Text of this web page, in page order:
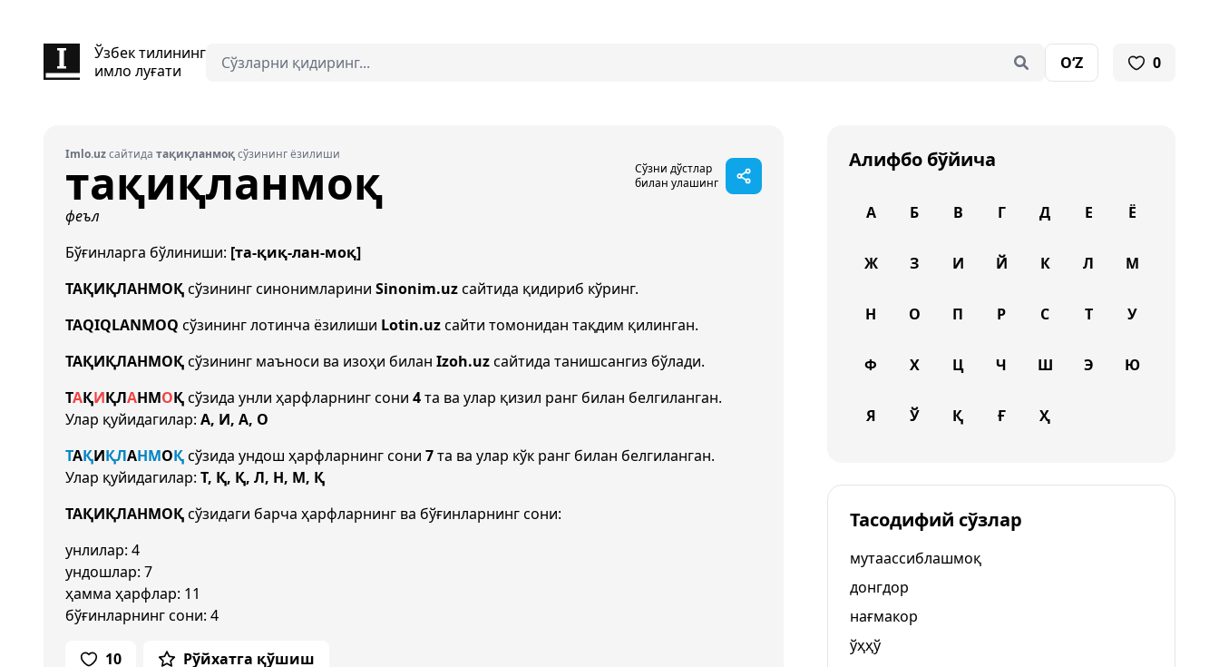
Ўзбек тилининг
имло луғати
O‘Z 0
Imlo.uzсайтида тақиқланмоқсўзининг ёзилиши
тақиқланмоқ
Сўзни дўстлар
билан улашинг
феъл
Бўғинларга бўлиниши: [та-қиқ-лан-моқ]
ТАҚИҚЛАНМОҚсўзининг синонимларини Sinonim.uzсайтида қидириб кўринг.
TAQIQLANMOQ сўзининг лотинча ёзилиши Lotin.uzсайти томонидан тақдим қилинган.
ТАҚИҚЛАНМОҚсўзининг маъноси ва изоҳи билан Izoh.uzсайтида танишсангиз бўлади.
ТАҚИҚЛАНМОҚсўзида унли ҳарфларнинг сони 4та ва улар қизил ранг билан белгиланган.
Улар қуйидагилар: А, И, А, О
ТАҚИҚЛАНМОҚсўзида ундош ҳарфларнинг сони 7та ва улар кўк ранг билан белгиланган.
Улар қуйидагилар: Т, Қ, Қ, Л, Н, М, Қ
ТАҚИҚЛАНМОҚсўзидаги барча ҳарфларнинг ва бўғинларнинг сони:
унлилар: 4
ундошлар: 7
ҳамма ҳарфлар: 11
бўғинларнинг сони: 4
10 Рўйхатга қўшиш
Алифбо бўйича
А Б В Г Д Е Ё
Ж З И Й К Л М
Н О П Р С Т У
Ф Х Ц Ч Ш Э Ю
Я Ў Қ Ғ Ҳ
Тасодифий сўзлар
мутаассиблашмоқ
донгдор
нағмакор
ўҳҳў